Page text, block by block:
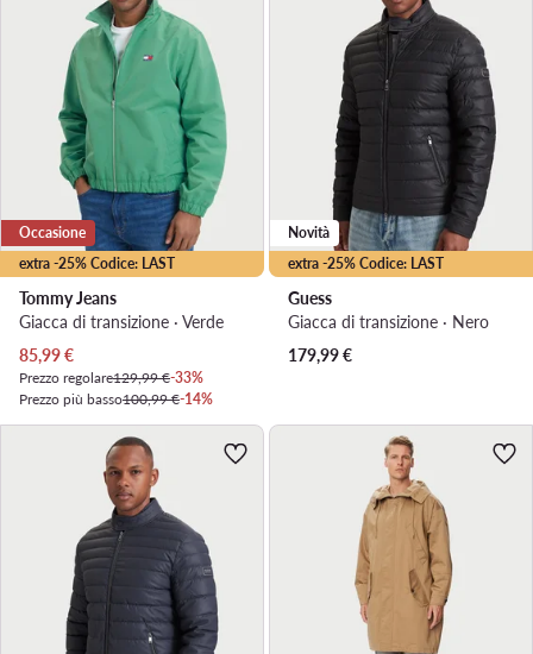
extra -25% Codice: LAST
Occasione
Tommy Jeans
Giacca di transizione · Verde
Prezzo attuale
85,99€
Prezzo regolare129,99 €-33%
Prezzo più basso100,99 €-14%
extra -25% Codice: LAST
Novità
Guess
Giacca di transizione · Nero
179,99€